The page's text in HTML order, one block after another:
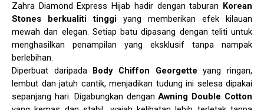
Zahra Diamond Express Hijab hadir dengan taburan Korean
Stones berkualiti tinggi yang memberikan efek kilauan
mewah dan elegan. Setiap batu dipasang dengan teliti untuk
menghasilkan penampilan yang eksklusif tanpa nampak
berlebihan.
Diperbuat daripada Body Chiffon Georgette yang ringan,
lembut dan jatuh cantik, menjadikan tudung ini selesa dipakai
sepanjang hari. Digabungkan denganAwning Double Cotton